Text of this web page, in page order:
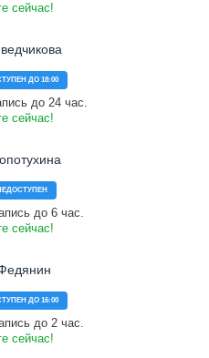
сейчас!
ДО 18:00
до 24 час.
сейчас!
до 6 час.
сейчас!
ДО 16:00
до 2 час.
сейчас!